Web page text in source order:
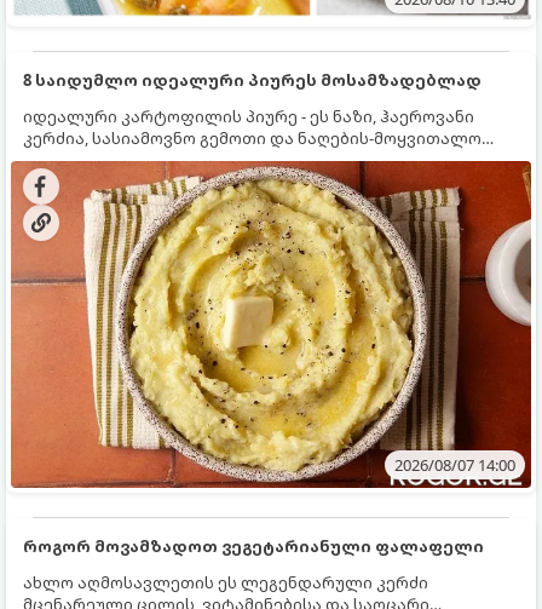
8 საიდუმლო იდეალური პიურეს მოსამზადებლად
იდეალური კარტოფილის პიურე - ეს ნაზი, ჰაეროვანი
კერძია, სასიამოვნო გემოთი და ნაღების-მოყვითალო
ფერით. მისი მომზადება ძალიან მარტივია, მაგრამ
არსებობს რამდენიმე საიდუმლო, რომლებიც უნდა
იცოდეთ, რომ პიურე იდეალურად გემრიელი გამოვიდეს.
2026/08/07 14:00
როგორ მოვამზადოთ ვეგეტარიანული ფალაფელი
ახლო აღმოსავლეთის ეს ლეგენდარული კერძი
მცენარეული ცილის, ვიტამინებისა და საოცარი